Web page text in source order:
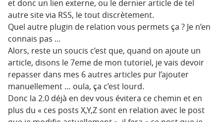
et donc un lien externe, ou le dernier article de tel
autre site via RSS, le tout discrètement.
Quel autre plugin de relation vous permets ça ? Je n’en
connais pas …
Alors, reste un soucis c’est que, quand on ajoute un
article, disons le 7eme de mon tutoriel, je vais devoir
repasser dans mes 6 autres articles pur l’ajouter
manuellement … oula, ça c’est lourd.
Donc la 2.0 déjà en dev vous évitera ce chemin et en
plus du « ces posts X,Y,Z sont en relation avec le post